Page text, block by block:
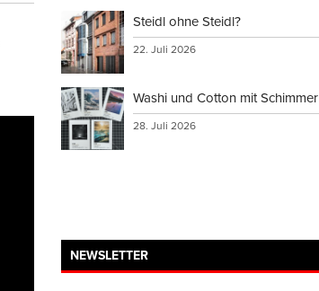
Steidl ohne Steidl?
22. Juli 2026
Washi und Cotton mit Schimmer
28. Juli 2026
NEWSLETTER